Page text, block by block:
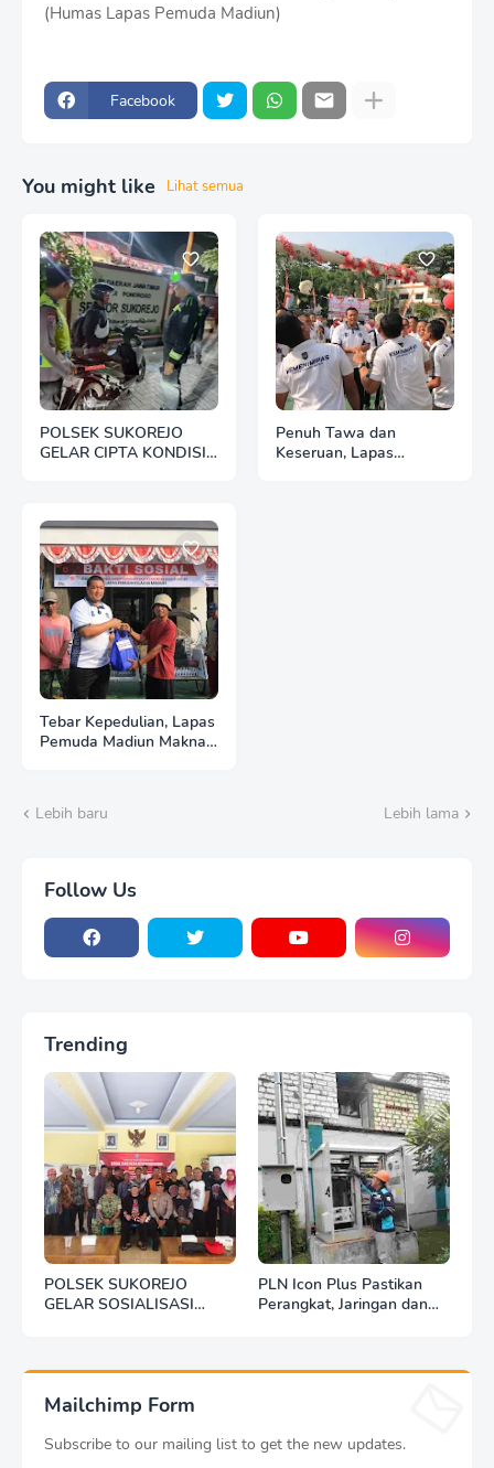
(Humas Lapas Pemuda Madiun)
Facebook
You might like Lihat semua
POLSEK SUKOREJO
GELAR CIPTA KONDISI
Penuh Tawa dan
Keseruan, Lapas
Tebar Kepedulian, Lapas
Pemuda Madiun Maknai
Lebih baru Lebih lama
Follow Us
Trending
POLSEK SUKOREJO
GELAR SOSIALISASI
PLN Icon Plus Pastikan
Perangkat, Jaringan dan
Mailchimp Form
Subscribe to our mailing list to get the new updates.